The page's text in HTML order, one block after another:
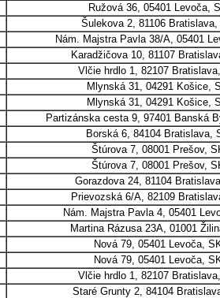
Ružová 36, 05401 Levoča,
Šulekova 2, 81106 Bratislava,
Nám. Majstra Pavla 38/A, 05401
Karadžičova 10, 81107
Vlčie hrdlo 1, 82107
Mlynská 31, 04291 Košice,
Mlynská 31, 04291 Košice,
Partizánska cesta 9, 97401 Banská
Borská 6, 84104 Bratislava,
Štúrova 7, 08001 Prešov,
Štúrova 7, 08001 Prešov,
Gorazdova 24, 81104
Prievozská 6/A, 82109
Nám. Majstra Pavla 4, 05401
Martina Rázusa 23A, 01001
Nová 79, 05401 Levoča,
Nová 79, 05401 Levoča,
Vlčie hrdlo 1, 82107
Staré Grunty 2, 84104